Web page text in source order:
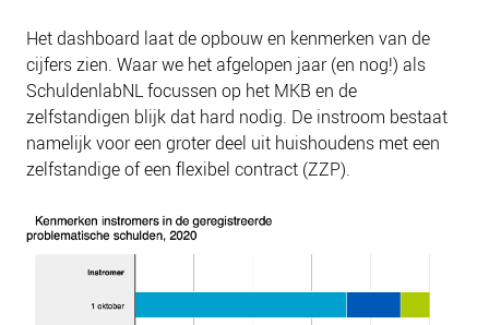
Het dashboard laat de opbouw en kenmerken van de
cijfers zien. Waar we het afgelopen jaar (en nog!) als
SchuldenlabNL focussen op het MKB en de
zelfstandigen blijk dat hard nodig. De instroom bestaat
namelijk voor een groter deel uit huishoudens met een
zelfstandige of een flexibel contract (ZZP).